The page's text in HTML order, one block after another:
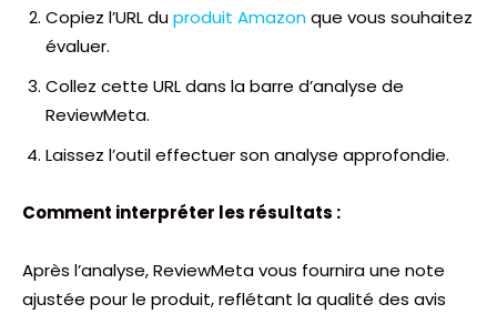
Copiez l’URL duproduit Amazonque vous souhaitez
évaluer.
Collez cette URL dans la barre d’analyse de
ReviewMeta.
Laissez l’outil effectuer son analyse approfondie.
Comment interpréter les résultats :
Après l’analyse, ReviewMeta vous fournira une note
ajustée pour le produit, reflétant la qualité des avis